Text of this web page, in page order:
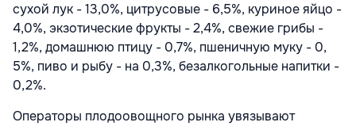
сухой лук - 13,0%, цитрусовые - 6,5%, куриное яйцо -
4,0%, экзотические фрукты - 2,4%, свежие грибы -
1,2%, домашнюю птицу - 0,7%, пшеничную муку - 0,
5%, пиво и рыбу - на 0,3%, безалкогольные напитки -
0,2%.
Операторы плодоовощного рынка увязывают